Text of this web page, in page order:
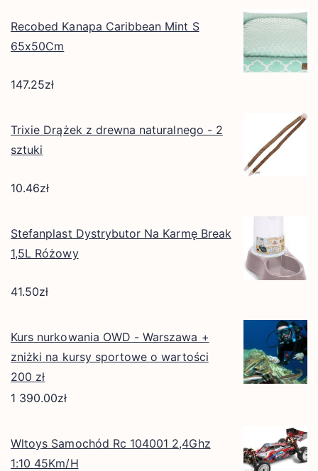
Recobed Kanapa Caribbean Mint S
65x50Cm
147.25zł
Trixie Drążek z drewna naturalnego - 2
sztuki
10.46zł
Stefanplast Dystrybutor Na Karmę Break
1,5L Różowy
41.50zł
Kurs nurkowania OWD - Warszawa +
zniżki na kursy sportowe o wartości
200 zł
1 390.00zł
Wltoys Samochód Rc 104001 2,4Ghz
1:10 45Km/H